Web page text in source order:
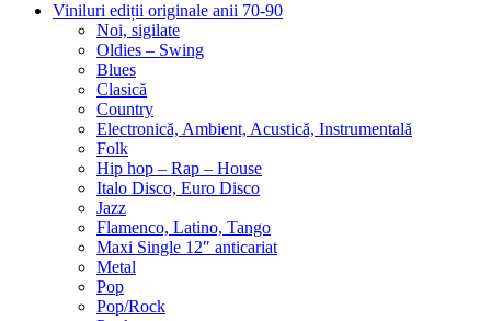
Viniluri ediții originale anii 70-90
Noi, sigilate
Oldies – Swing
Blues
Clasică
Country
Electronică, Ambient, Acustică, Instrumentală
Folk
Hip hop – Rap – House
Italo Disco, Euro Disco
Jazz
Flamenco, Latino, Tango
Maxi Single 12″ anticariat
Metal
Pop
Pop/Rock